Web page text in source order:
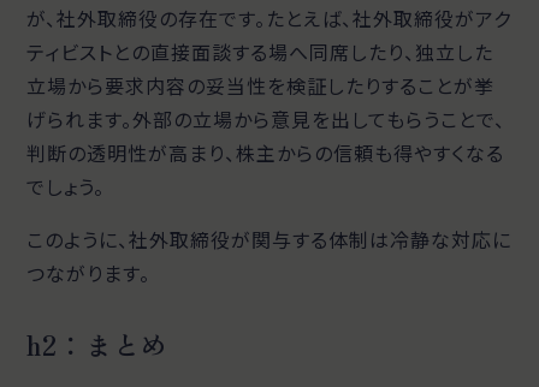
が、社外取締役の存在です。たとえば、社外取締役がアク
ティビストとの直接面談する場へ同席したり、独立した
立場から要求内容の妥当性を検証したりすることが挙
げられます。外部の立場から意見を出してもらうことで、
判断の透明性が高まり、株主からの信頼も得やすくなる
でしょう。
このように、社外取締役が関与する体制は冷静な対応に
つながります。
h2：まとめ